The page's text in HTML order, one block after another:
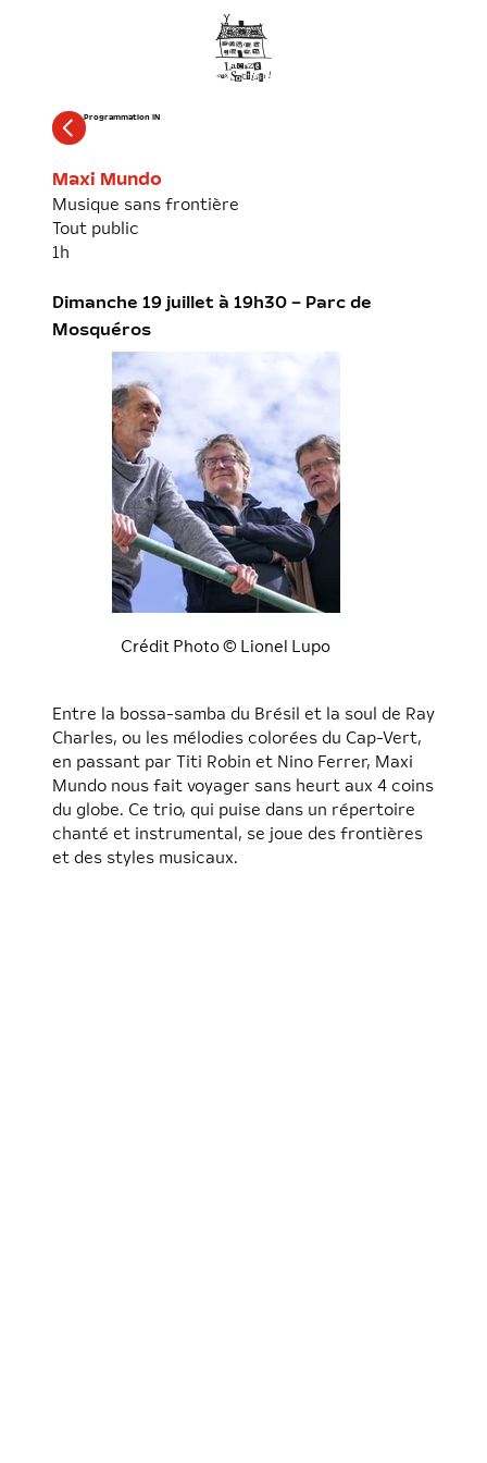
Crédit Photo © Lionel Lupo
Crédit Photo © Lionel Lupo
Crédit Photo © Lionel Lupo
Crédit Photo © Lionel Lupo
Crédit Photo © Lionel Lupo
Crédit Photo © Lionel Lupo
Crédit Photo © Lionel Lupo
Crédit Photo © Lionel Lupo
Crédit Photo © Lionel Lupo
Crédit Photo © Lionel Lupo
Crédit Photo © Lionel Lupo
Crédit Photo © Lionel Lupo
Crédit Photo © Lionel Lupo
Crédit Photo © Lionel Lupo
Crédit Photo © Lionel Lupo
Crédit Photo © Lionel Lupo
Crédit Photo © Lionel Lupo
Crédit Photo © Lionel Lupo
Crédit Photo © Lionel Lupo
Crédit Photo © Lionel Lupo
Crédit Photo © Lionel Lupo
Crédit Photo © Lionel Lupo
Crédit Photo © Lionel Lupo
Crédit Photo © Lionel Lupo
Crédit Photo © Lionel Lupo
Crédit Photo © Lionel Lupo
Crédit Photo © Lionel Lupo
Crédit Photo © Lionel Lupo
Crédit Photo © Lionel Lupo
Crédit Photo © Lionel Lupo
Entre la bossa-samba du Brésil et la soul de Ray
Charles, ou les mélodies colorées du Cap-Vert,
en passant par Titi Robin et Nino Ferrer, Maxi
Mundo nous fait voyager sans heurt aux 4 coins
du globe. Ce trio, qui puise dans un répertoire
chanté et instrumental, se joue des frontières
et des styles musicaux.
Programmation IN
Maxi Mundo
Musique sans frontière
Tout public
1h
Dimanche 19 juillet à 19h30 – Parc de
Mosquéros